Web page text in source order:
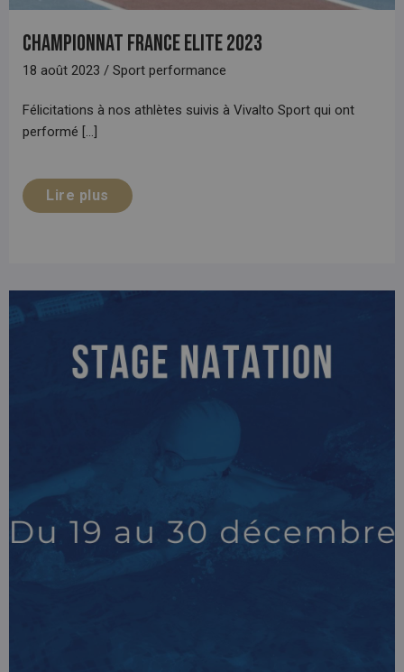
Championnat France ELITE 2023
18 août 2023 / Sport performance
Félicitations à nos athlètes suivis à Vivalto Sport qui ont
performé [...]
Lire plus